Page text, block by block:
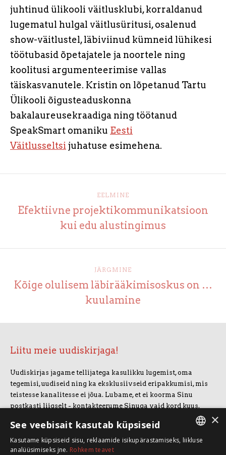
juhtinud ülikooli väitlusklubi, korraldanud
lugematul hulgal väitlusüritusi, osalenud
show-väitlustel, läbiviinud kümneid lühikesi
töötubasid õpetajatele ja noortele ning
koolitusi argumenteerimise vallas
täiskasvanutele. Kristin on lõpetanud Tartu
Ülikooli õigusteaduskonna
bakalaureusekraadiga ning töötanud
SpeakSmart omaniku Eesti
Väitlusseltsi juhatuse esimehena.
EELMINE
Efektiivne projektikommunikatsioon
kui edu alustingimus
JÄRGMINE
Kõige olulisem läbirääkimisoskus on …
kuulamine
Liitu meie uudiskirjaga!
Uudiskirjas jagame tellijatega kasulikku lugemist, oma
tegemisi, uudiseid ning ka eksklusiivseid eripakkumisi, mis
teistesse kanalitesse ei jõua. Lubame, et ei koorma Sinu
postkasti liigselt - kontakteerume Sinuga vaid kord kuus.
LIITUN UUDISKIRJAGA
×
See veebisait kasutab küpsiseid
Kasutame küpsiseid sisu, reklaamide isikupärastamiseks, liikluse
analüüsimiseks jne. Rohkem teavet